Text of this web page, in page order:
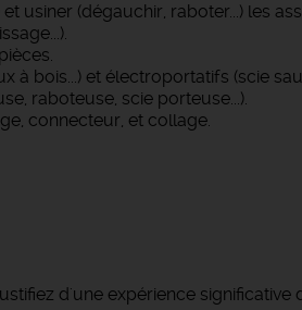
usiner (dégauchir, raboter...) les
à bois...) et électroportatifs (scie
raboteuse, scie porteuse...).
connecteur, et collage.
d'une expérience significative